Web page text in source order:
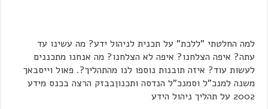
למה החלטתי "ללכת" על תכנית לניהול ידע? מה עשינו עד
עתה? איפה הצלחנו? איפה לא הצלחנו? מה אנחנו מתכננים
לעשות עוד? איזה תובנות נוספו לנו מהתהליך?. פאול וייסבאך
משנה למנכ"ל וסמנכ"ל הנדסה ותכנוןבבזק הרצה בכנס מידע
2002 על תהליך ניהול הידע